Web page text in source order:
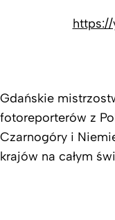
Gdańskie
fotoreporterów z
Czarnogóry i
krajów na całym